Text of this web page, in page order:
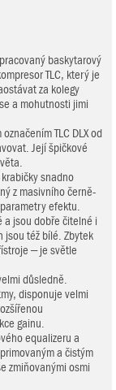
baskytarový
TLC, který je
za kolegy
a mohutnosti jimi
TLC DLX od
Její špičkové
krabičky snadno
z masivního černě-
efektu.
a jsou dobře čitelné i
jsou též bílé. Zbytek
– je světle
důsledně.
disponuje velmi
gainu.
equalizeru a
a čistým
zmiňovanými osmi